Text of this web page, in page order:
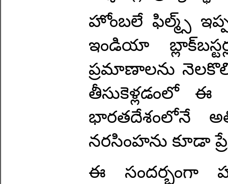
హోంబలే ఫిల్మ్స్
ఇండియా
ప్రమాణాలను
తీసుకెళ్లడంలో ఈ
భారతదేశంలోనే
నరసింహను కూడా
ఈ సందర్భంగా